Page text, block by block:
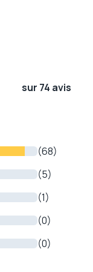
sur 74 avis
(68)
(5)
(1)
(0)
(0)